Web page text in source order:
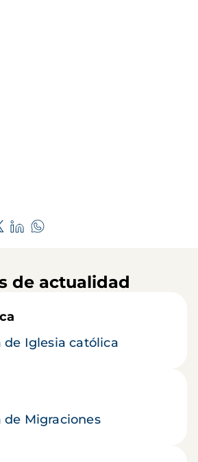
de actualidad
de Iglesia católica
de Migraciones